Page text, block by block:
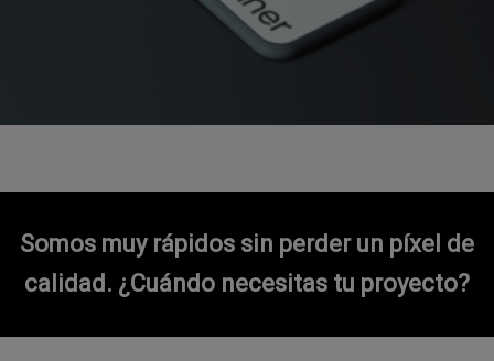
Somos muy rápidos sin perder un píxel de
calidad. ¿Cuándo necesitas tu proyecto?